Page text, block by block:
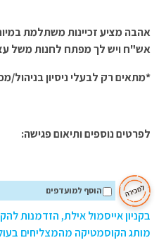
אש"ח ויש לך מפתח לחנות משל
*מתאים רק לבעלי ניסיון בניהול/
לפרטים נוספים ותיאום פגישה:
הוסף למועדפים
מותג הקוסמטיקה מהמצליחים